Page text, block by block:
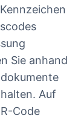
Sie anhand
Auf
Code